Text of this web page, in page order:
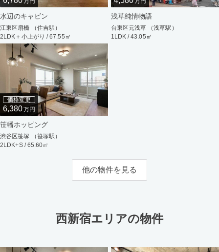
水辺のキャビン
江東区扇橋 （住吉駅）
2LDK＋小上がり / 67.55㎡
浅草純情物語
台東区元浅草 （浅草駅）
1LDK / 43.05㎡
価格変更
6,380万円
笹幡ホッピング
渋谷区笹塚 （笹塚駅）
2LDK+S / 65.60㎡
他の物件を見る
西新宿エリアの物件